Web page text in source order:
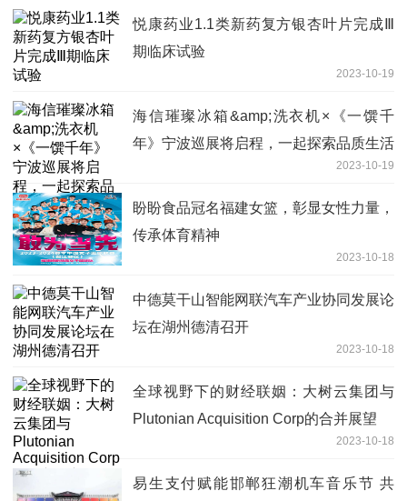
悦康药业1.1类新药复方银杏叶片完成Ⅲ
期临床试验
2023-10-19
海信璀璨冰箱&amp;洗衣机×《一馔千
年》宁波巡展将启程，一起探索品质生活
2023-10-19
盼盼食品冠名福建女篮，彰显女性力量，
传承体育精神
2023-10-18
中德莫干山智能网联汽车产业协同发展论
坛在湖州德清召开
2023-10-18
全球视野下的财经联姻：大树云集团与
Plutonian Acquisition Corp的合并展望
2023-10-18
易生支付赋能邯郸狂潮机车音乐节 共